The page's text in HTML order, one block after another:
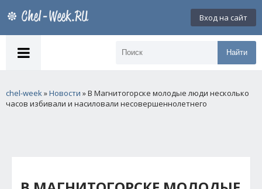
Вход на сайт
Найти
chel-week»Новости » В Магнитогорске молодые люди несколько
часов избивали и насиловали несовершеннолетнего